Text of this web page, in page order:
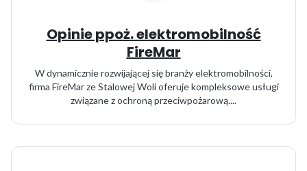
Opinie ppoż. elektromobilność
FireMar
W dynamicznie rozwijającej się branży elektromobilności,
firma FireMar ze Stalowej Woli oferuje kompleksowe usługi
związane z ochroną przeciwpożarową....